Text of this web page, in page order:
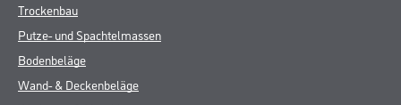
Trockenbau
Putze- und Spachtelmassen
Bodenbeläge
Wand- & Deckenbeläge